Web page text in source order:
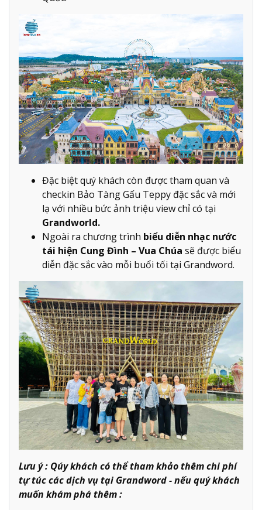
Đặc biệt quý khách còn được tham quan và
checkin Bảo Tàng Gấu Teppy đặc sắc và mới
lạ với nhiều bức ảnh triệu view chỉ có tại
Grandworld.
Ngoài ra chương trình biểu diễn nhạc nước
tái hiện Cung Đình – Vua Chúa sẽ được biểu
diễn đặc sắc vào mỗi buổi tối tại Grandword.
Lưu ý : Qúy khách có thể tham khảo thêm chi phí
tự túc các dịch vụ tại Grandword - nếu quý khách
muốn khám phá thêm :